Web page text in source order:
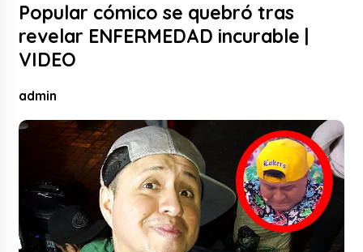
Popular cómico se quebró tras
revelar ENFERMEDAD incurable |
VIDEO
admin